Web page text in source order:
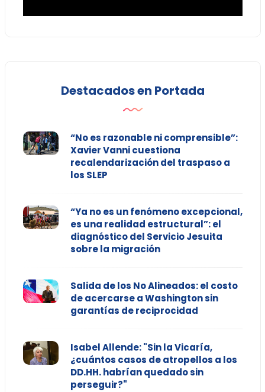
Destacados en Portada
“No es razonable ni comprensible”:
Xavier Vanni cuestiona
recalendarización del traspaso a
los SLEP
“Ya no es un fenómeno excepcional,
es una realidad estructural”: el
diagnóstico del Servicio Jesuita
sobre la migración
Salida de los No Alineados: el costo
de acercarse a Washington sin
garantías de reciprocidad
Isabel Allende: "Sin la Vicaría,
¿cuántos casos de atropellos a los
DD.HH. habrían quedado sin
perseguir?"